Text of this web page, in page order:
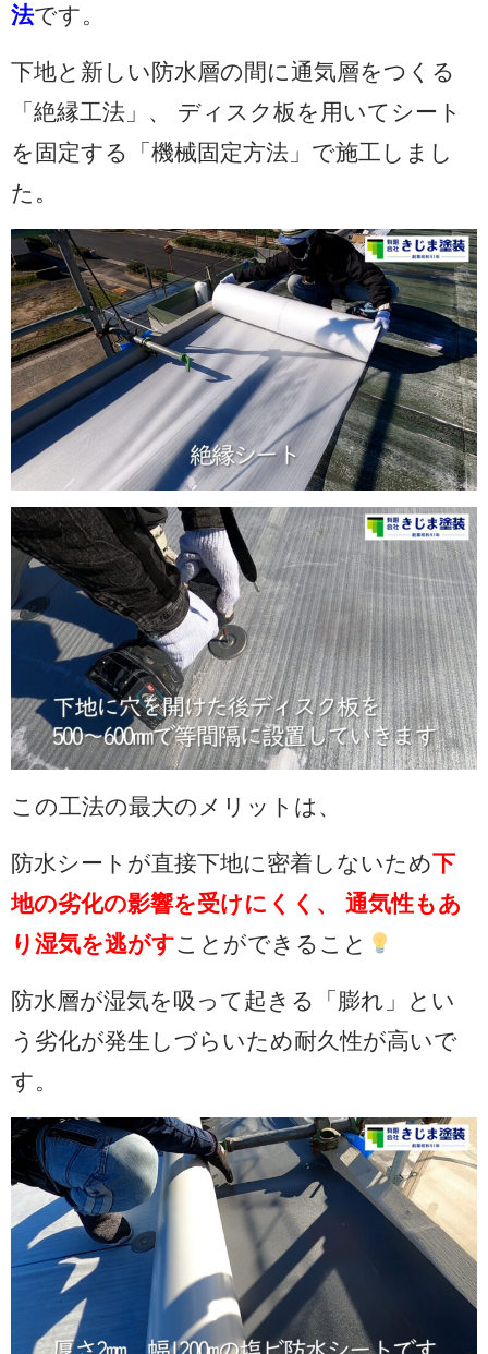
法です。
下地と新しい防水層の間に通気層をつくる
「絶縁工法」、 ディスク板を用いてシート
を固定する「機械固定方法」で施工しまし
た。
この工法の最大のメリットは、
防水シートが直接下地に密着しないため下
地の劣化の影響を受けにくく、 通気性もあ
り湿気を逃がすことができること
防水層が湿気を吸って起きる「膨れ」とい
う劣化が発生しづらいため耐久性が高いで
す。